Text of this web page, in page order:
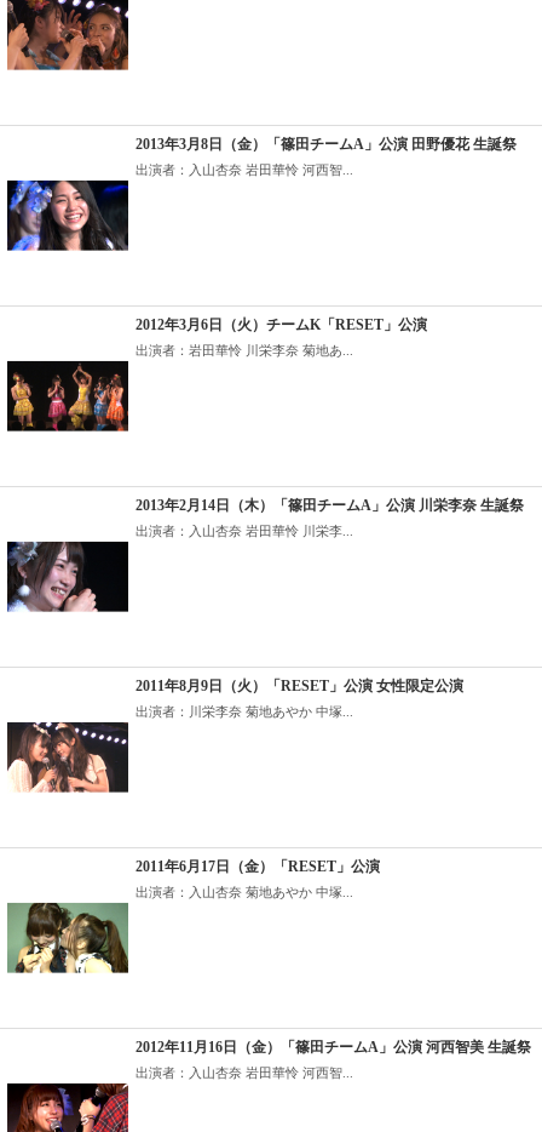
2013年3月8日（金）「篠田チームA」公演 田野優花 生誕祭
出演者：入山杏奈 岩田華怜 河西智...
2012年3月6日（火）チームK「RESET」公演
出演者：岩田華怜 川栄李奈 菊地あ...
2013年2月14日（木）「篠田チームA」公演 川栄李奈 生誕祭
出演者：入山杏奈 岩田華怜 川栄李...
2011年8月9日（火）「RESET」公演 女性限定公演
出演者：川栄李奈 菊地あやか 中塚...
2011年6月17日（金）「RESET」公演
出演者：入山杏奈 菊地あやか 中塚...
2012年11月16日（金）「篠田チームA」公演 河西智美 生誕祭
出演者：入山杏奈 岩田華怜 河西智...